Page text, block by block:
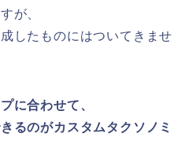
が、
したものにはついてきませ
に合わせて、
るのがカスタムタクソノミ